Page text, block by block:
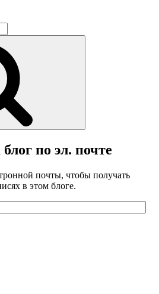
по эл. почте
почты, чтобы получать
в этом блоге.